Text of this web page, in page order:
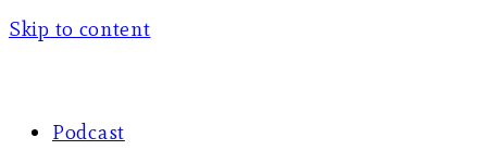
Skip to content
Podcast